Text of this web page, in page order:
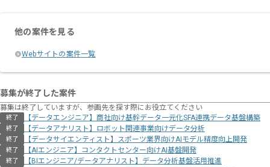
他の案件を見る
Webサイトの案件一覧
募集が終了した案件
募集は終了していますが、参画先を探す際にお役立てください
終了 【データエンジニア】商社向け基幹データ一元化SFA連携データ基盤構築
終了 【データアナリスト】ロボット関連事業向けデータ分析
終了 【データサイエンティスト】スポーツ業界向けAIモデル精度向上開発
終了 【AIエンジニア】コンタクトセンター向けAI基盤開発
終了 【BIエンジニア/データアナリスト】データ分析基盤活用推進